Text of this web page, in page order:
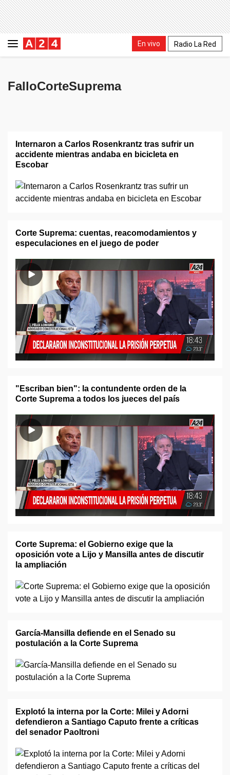
En vivo Radio La Red
FalloCorteSuprema
Internaron a Carlos Rosenkrantz tras sufrir un
accidente mientras andaba en bicicleta en
Escobar
Corte Suprema: cuentas, reacomodamientos y
especulaciones en el juego de poder
"Escriban bien": la contundente orden de la
Corte Suprema a todos los jueces del país
Corte Suprema: el Gobierno exige que la
oposición vote a Lijo y Mansilla antes de discutir
la ampliación
García-Mansilla defiende en el Senado su
postulación a la Corte Suprema
Explotó la interna por la Corte: Milei y Adorni
defendieron a Santiago Caputo frente a críticas
del senador Paoltroni